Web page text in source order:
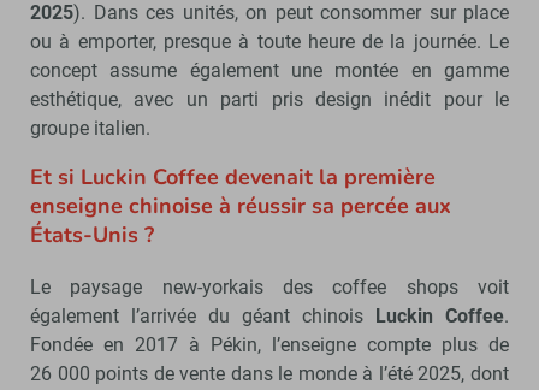
2025). Dans ces unités, on peut consommer sur place
ou à emporter, presque à toute heure de la journée. Le
concept assume également une montée en gamme
esthétique, avec un parti pris design inédit pour le
groupe italien.
Et si Luckin Coffee devenait la première
enseigne chinoise à réussir sa percée aux
États-Unis ?
Le paysage new-yorkais des coffee shops voit
également l’arrivée du géant chinois
Luckin Coffee.
Fondée en 2017 à Pékin, l’enseigne compte plus de
26 000 points de vente dans le monde à l’été 2025, dont